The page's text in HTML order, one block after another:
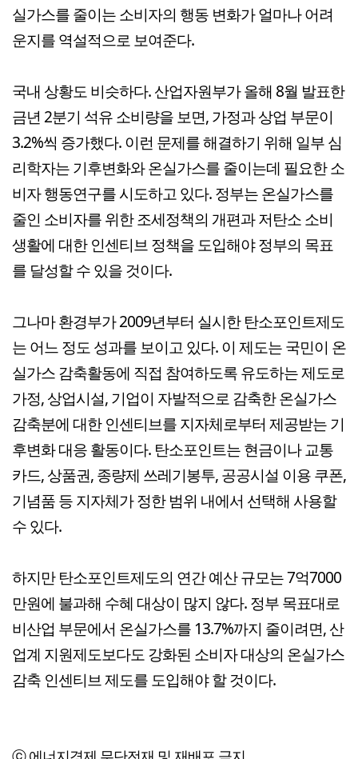
실가스를 줄이는 소비자의 행동 변화가 얼마나 어려
운지를 역설적으로 보여준다.
국내 상황도 비슷하다. 산업자원부가 올해 8월 발표한
금년 2분기 석유 소비량을 보면, 가정과 상업 부문이
3.2%씩 증가했다. 이런 문제를 해결하기 위해 일부 심
리학자는 기후변화와 온실가스를 줄이는데 필요한 소
비자 행동연구를 시도하고 있다. 정부는 온실가스를
줄인 소비자를 위한 조세정책의 개편과 저탄소 소비
생활에 대한 인센티브 정책을 도입해야 정부의 목표
를 달성할 수 있을 것이다.
그나마 환경부가 2009년부터 실시한 탄소포인트제도
는 어느 정도 성과를 보이고 있다. 이 제도는 국민이 온
실가스 감축활동에 직접 참여하도록 유도하는 제도로
가정, 상업시설, 기업이 자발적으로 감축한 온실가스
감축분에 대한 인센티브를 지자체로부터 제공받는 기
후변화 대응 활동이다. 탄소포인트는 현금이나 교통
카드, 상품권, 종량제 쓰레기봉투, 공공시설 이용 쿠폰,
기념품 등 지자체가 정한 범위 내에서 선택해 사용할
수 있다.
하지만 탄소포인트제도의 연간 예산 규모는 7억7000
만원에 불과해 수혜 대상이 많지 않다. 정부 목표대로
비산업 부문에서 온실가스를 13.7%까지 줄이려면, 산
업계 지원제도보다도 강화된 소비자 대상의 온실가스
감축 인센티브 제도를 도입해야 할 것이다.